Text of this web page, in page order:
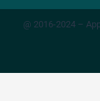
@ 2016-2024 –